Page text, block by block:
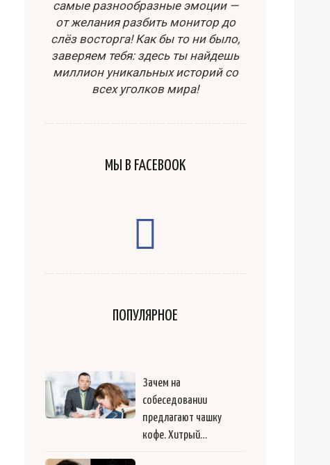
самые разнообразные эмоции —
от желания разбить монитор до
слёз восторга! Как бы то ни было,
заверяем тебя: здесь ты найдешь
миллион уникальных историй со
всех уголков мира!
МЫ В FACEBOOK
ПОПУЛЯРНОЕ
Зачем на
собеседовании
предлагают чашку
кофе. Хитрый…